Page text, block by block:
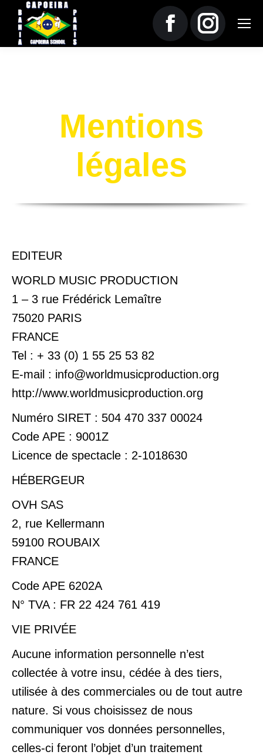
La
dans
fenêtre
La
Mentions
légales
EDITEUR
WORLD MUSIC PRODUCTION
1 – 3 rue Frédérick Lemaître
75020 PARIS
FRANCE
Tel : + 33 (0) 1 55 25 53 82
E-mail : info@worldmusicproduction.org
http://www.worldmusicproduction.org
Numéro SIRET : 504 470 337 00024
Code APE : 9001Z
Licence de spectacle : 2-1018630
HÉBERGEUR
OVH SAS
2, rue Kellermann
59100 ROUBAIX
FRANCE
Code APE 6202A
N° TVA : FR 22 424 761 419
VIE PRIVÉE
Aucune information personnelle n’est
collectée à votre insu, cédée à des tiers,
utilisée à des commerciales ou de tout autre
nature. Si vous choisissez de nous
communiquer vos données personnelles,
celles-ci feront l’objet d’un traitement